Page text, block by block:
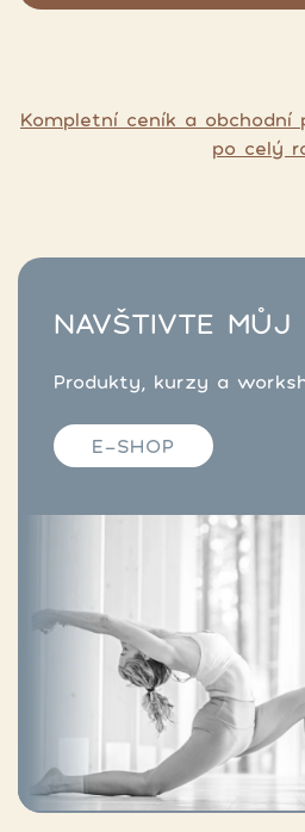
Kompletní ceník a obchodní
po celý
NAVŠTIVTE MŮJ
Produkty, kurzy a
E-SHOP